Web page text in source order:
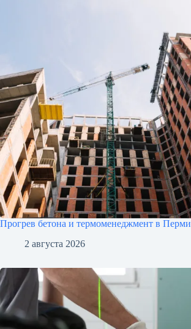
Прогрев бетона и термоменеджмент в Перми
2 августа 2026